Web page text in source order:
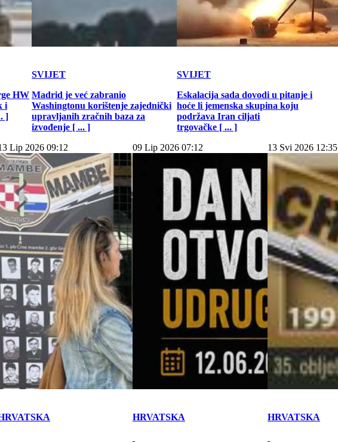
HW
i
]
SVIJET
Madrid je već zabranio
Washingtonu korištenje zajednički
upravljanih zračnih baza za
izvođenje [ ... ]
SVIJET
Eskalacija sada dovodi u pitanje i
hoće li jemenska skupina koju
podržava Iran ciljati
trgovačke [ ... ]
Lip 2026 09:12 09 Lip 2026 07:12
HRVATSKA
13 Svi 2026 12:35
HRVATSKA